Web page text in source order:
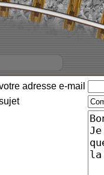
adresse e-mail